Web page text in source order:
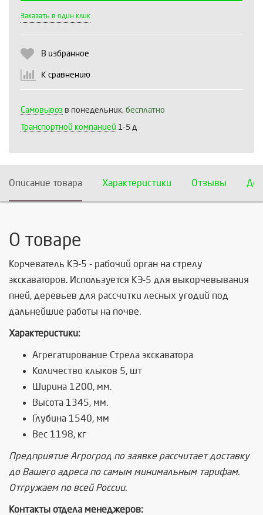
Заказать в один клик
В избранное
К сравнению
Самовывоз в понедельник, бесплатно
Транспортной компанией 1-5 д
Описание товара Характеристики Отзывы
О товаре
Корчеватель КЭ-5 - рабочий орган на стрелу
экскаваторов. Используется КЭ-5 для выкорчевывания
пней, деревьев для рассчитки лесных угодий под
дальнейшие работы на почве.
Характеристики:
Агрегатирование Стрела экскаватора
Количество клыков 5, шт
Ширина 1200, мм.
Высота 1345, мм.
Глубина 1540, мм
Вес 1198, кг
Предприятие Агрогрод по заявке рассчитает доставку
до Вашего адреса по самым минимальным тарифам.
Отгружаем по всей России.
Контакты отдела менеджеров: